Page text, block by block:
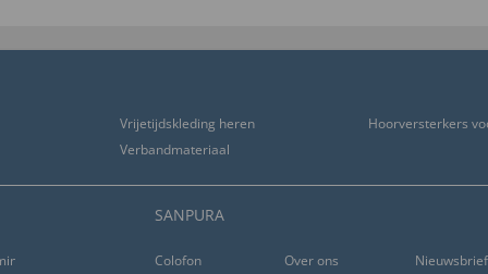
Vrijetijdskleding heren
Hoorversterkers
Verbandmateriaal
SANPURA
Colofon Over ons Nieuwsbrief